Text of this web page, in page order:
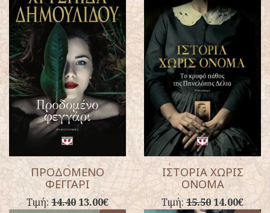
ΠΡΟΔΟΜΕΝΟ
ΦΕΓΓΑΡΙ
Τιμή:14.40 13.00€
ΙΣΤΟΡΙΑ ΧΩΡΙΣ
ΟΝΟΜΑ
Τιμή:15.5014.00€